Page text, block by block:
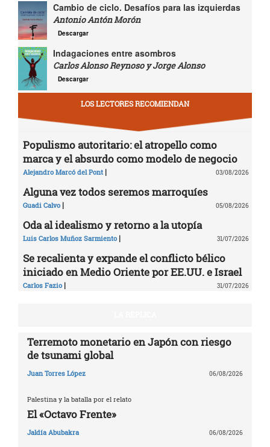
Cambio de ciclo. Desafíos para las izquierdas
Antonio Antón Morón
Descargar
Indagaciones entre asombros
Carlos Alonso Reynoso y Jorge Alonso
Descargar
LOS LECTORES RECOMIENDAN
Populismo autoritario: el atropello como
marca y el absurdo como modelo de negocio
Alejandro Marcó del Pont | 03/08/2026
Alguna vez todos seremos marroquíes
Guadi Calvo | 05/08/2026
Oda al idealismo y retorno a la utopía
Luis Carlos Muñoz Sarmiento | 31/07/2026
Se recalienta y expande el conflicto bélico
iniciado en Medio Oriente por EE.UU. e Israel
Carlos Fazio | 31/07/2026
Terremoto monetario en Japón con riesgo
de tsunami global
Juan Torres López 06/08/2026
Palestina y la batalla por el relato
El «Octavo Frente»
Jaldía Abubakra 06/08/2026